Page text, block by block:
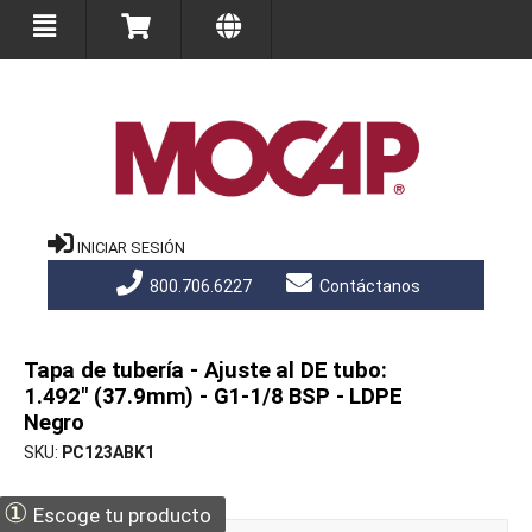
INICIAR SESIÓN
800.706.6227 Contáctanos
Tapa de tubería - Ajuste al DE tubo:
1.492" (37.9mm) - G1-1/8 BSP - LDPE
Negro
SKU PC123ABK1
① Escoge tu producto